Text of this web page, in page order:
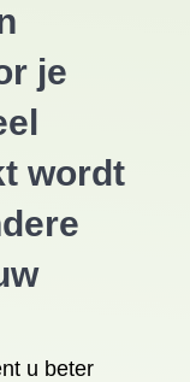
je
wordt
u beter